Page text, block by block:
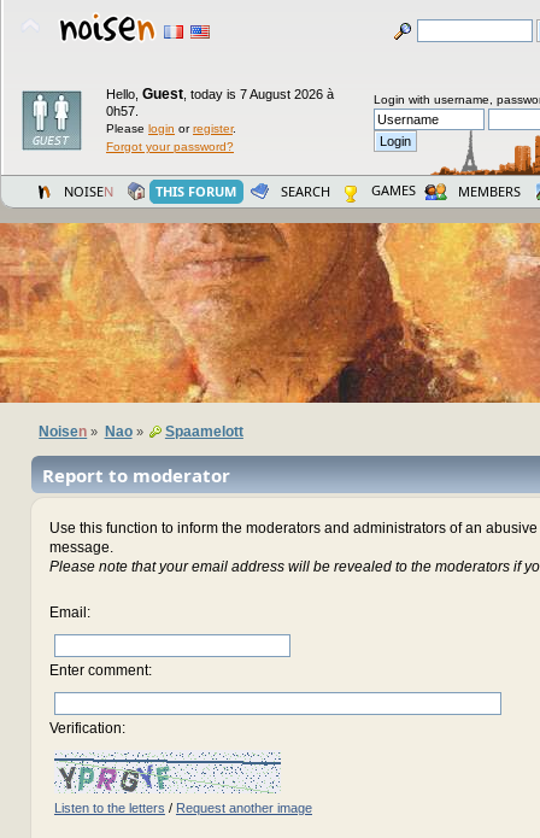
Hello, Guest today is 7 August 2026 à
0h57.
Please login orregister.
Forgot your password?
Login with username,
NOISEN THIS FORUM SEARCH GAMES MEMBERS
Noisen » Nao» Spaamelott
Report to moderator
Use this function to inform the moderators and administrators of an
message.
Please note that your email address will be revealed to the moderators if
Email :
Enter comment:
Verification:
Listen to the letters / Request another image